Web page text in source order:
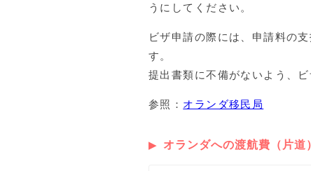
うにしてください。
ビザ申請の際には、申請料の
す。
提出書類に不備がないよう、
参照： オランダ移民局
オランダへの渡航費（片道）